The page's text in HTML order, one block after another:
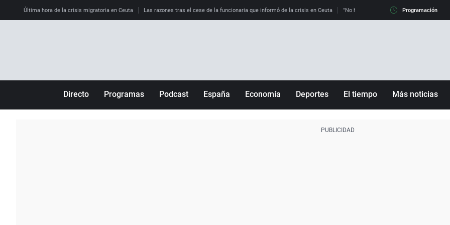
Última hora de la crisis migratoria en Ceuta Las razones tras el cese de la funcionaria que informó de la crisis en Ceuta "No hay mafias, que no nos engañen":
Programación
Directo Programas Podcast España Economía Deportes El tiempo Más noticias